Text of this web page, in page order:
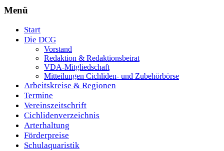
Menü
Start
Die DCG
Vorstand
Redaktion & Redaktionsbeirat
VDA-Mitgliedschaft
Mitteilungen Cichliden- und Zubehörbörse
Arbeitskreise & Regionen
Termine
Vereinszeitschrift
Cichlidenverzeichnis
Arterhaltung
Förderpreise
Schulaquaristik